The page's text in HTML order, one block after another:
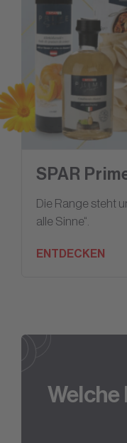
SPAR
Die Range steht
alle Sinne“.
ENTDECKEN
Welche